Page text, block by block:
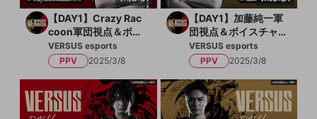
【DAY1】Crazy Rac
coon軍団視点＆ボイ
スチャット「PUBG:
BATTLEGROUNDS」
VERSUS esports
PPV
2025/3/8
【DAY1】加藤純一軍
団視点＆ボイスチャ
ット「PUBG: BATTL
EGROUNDS」
VERSUS esports
PPV
2025/3/8